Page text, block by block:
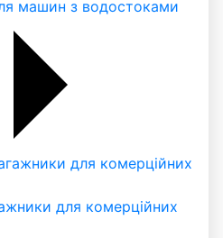
машин з водостоками
для комерційних